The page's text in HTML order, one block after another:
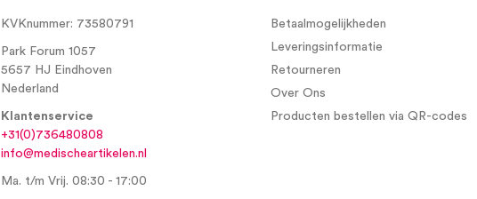
KVKnummer: 73580791
Park Forum 1057
5657 HJ Eindhoven
Nederland
Klantenservice
+31(0)736480808
info@medischeartikelen.nl
Ma. t/m Vrij. 08:30 - 17:00
Betaalmogelijkheden
Leveringsinformatie
Retourneren
Over Ons
Producten bestellen via QR-codes